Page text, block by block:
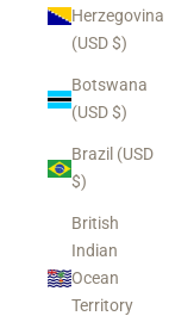
Herzegovina
(USD $)
Botswana
(USD $)
Brazil (USD
$)
British
Indian
Ocean
Territory